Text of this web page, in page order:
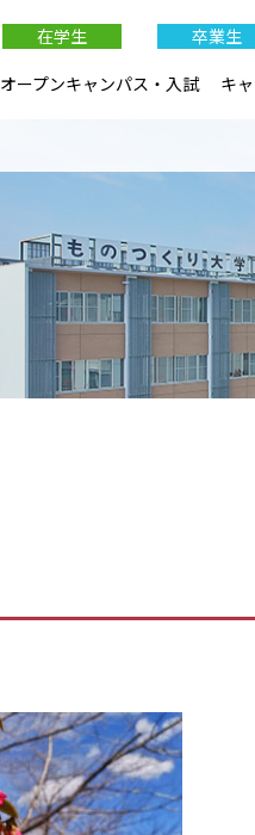
在学生 卒業生
オープンキャンパス・入試 キ